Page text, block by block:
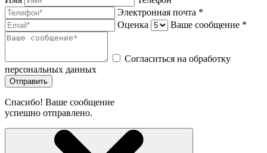
Электронная почта *
Оценка
Ваше сообщение *
Согласиться на обработку
персональных данных
Отправить
Спасибо! Ваше сообщение
успешно отправлено.